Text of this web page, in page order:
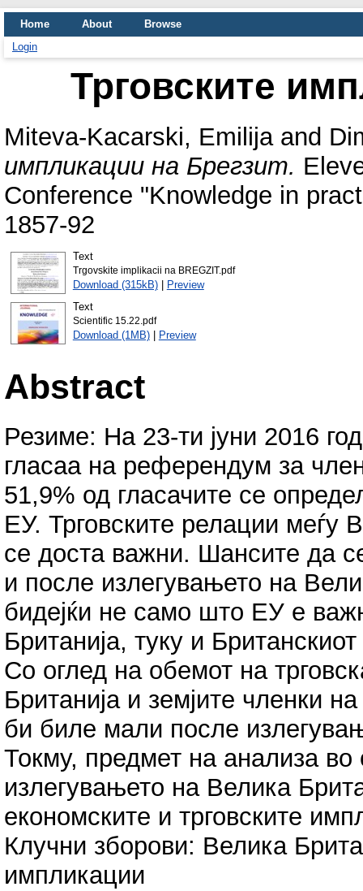
Home About
Browse
Login
Трговските
Miteva-Kacarski, Emilijaand
импликации на Брегзит.
Conference "Knowledge in
1857-92
Text
Trgovskite implikacii na BREGZIT.pdf
Download (315kB)| Preview
Text
Scientific 15.22.pdf
Download (1MB)| Preview
Abstract
Резиме: На 23-ти јуни 2016
гласаа на референдум за
51,9% од гласачите се
ЕУ. Трговските релации меѓу
се доста важни. Шансите да
и после излегувањето на
бидејќи не само што ЕУ е
Британија, туку и
Со оглед на обемот на
Британија и земјите членки
би биле мали после
Токму, предмет на анализа во
излегувањето на Велика
економските и трговските
Клучни зборови: Велика
импликации